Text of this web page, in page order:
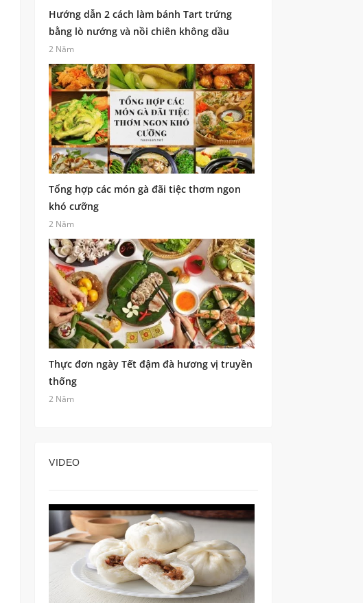
Hướng dẫn 2 cách làm bánh Tart trứng
bằng lò nướng và nồi chiên không dầu
2 Năm
Tổng hợp các món gà đãi tiệc thơm ngon
khó cưỡng
2 Năm
Thực đơn ngày Tết đậm đà hương vị truyền
thống
2 Năm
VIDEO